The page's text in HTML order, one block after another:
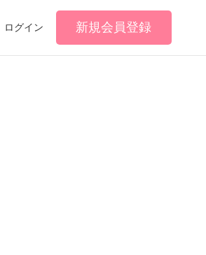
ログイン 新規会員登録